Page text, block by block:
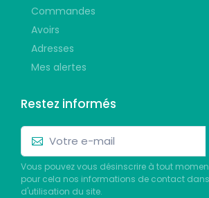
Commandes
Avoirs
Adresses
Mes alertes
Restez informés
Vous pouvez vous désinscrire à tout
pour cela nos informations de contact
d'utilisation du site.